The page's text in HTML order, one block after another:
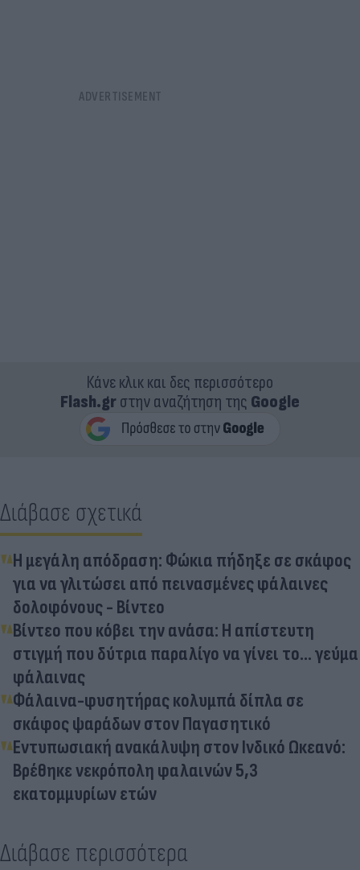
Κάνε κλικ και δες περισσότερο
Flash.grστην αναζήτηση της Google
Διάβασε σχετικά
Η μεγάλη απόδραση: Φώκια πήδηξε σε σκάφος
για να γλιτώσει από πεινασμένες φάλαινες
δολοφόνους - Βίντεο
Βίντεο που κόβει την ανάσα: Η απίστευτη
στιγμή που δύτρια παραλίγο να γίνει το… γεύμα
φάλαινας
Φάλαινα-φυσητήρας κολυμπά δίπλα σε
σκάφος ψαράδων στον Παγασητικό
Εντυπωσιακή ανακάλυψη στον Ινδικό Ωκεανό:
Βρέθηκε νεκρόπολη φαλαινών 5,3
εκατομμυρίων ετών
Διάβασε περισσότερα